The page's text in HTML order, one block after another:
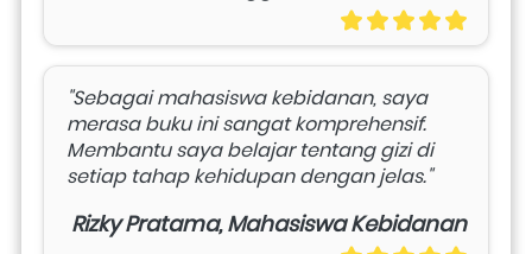
"Sebagai mahasiswa kebidanan, saya
merasa buku ini sangat komprehensif.
Membantu saya belajar tentang gizi di
setiap tahap kehidupan dengan jelas."
Rizky Pratama, Mahasiswa Kebidanan